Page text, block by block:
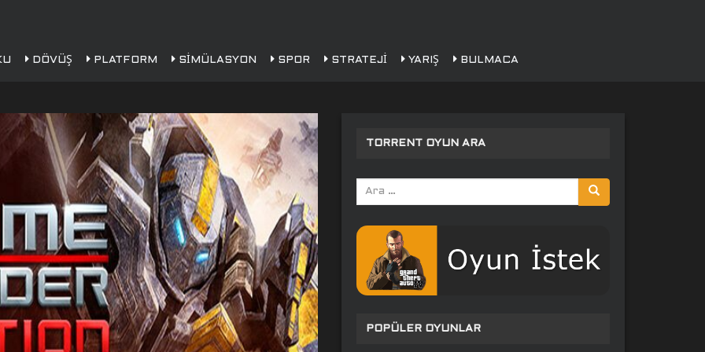
DÖVÜŞ PLATFORM SIMÜLASYON SPOR STRATEJI YARIŞ BULMACA
TORRENT OYUN ARA
Arama
yap:
POPÜLER OYUNLAR